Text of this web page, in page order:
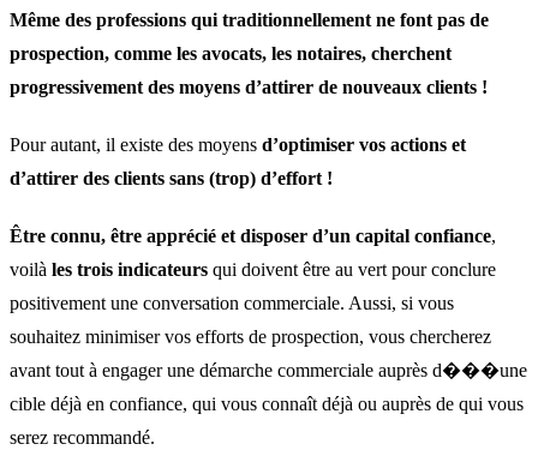
Même des professions qui traditionnellement ne font pas de
prospection, comme les avocats, les notaires, cherchent
progressivement des moyens d’attirer de nouveaux clients !
Pour autant, il existe des moyens d’optimiser vos actions et
d’attirer des clients sans (trop) d’effort !
Être connu, être apprécié et disposer d’un capital confiance,
voilà les trois indicateurs qui doivent être au vert pour conclure
positivement une conversation commerciale. Aussi, si vous
souhaitez minimiser vos efforts de prospection, vous chercherez
avant tout à engager une démarche commerciale auprès d���une
cible déjà en confiance, qui vous connaît déjà ou auprès de qui vous
serez recommandé.